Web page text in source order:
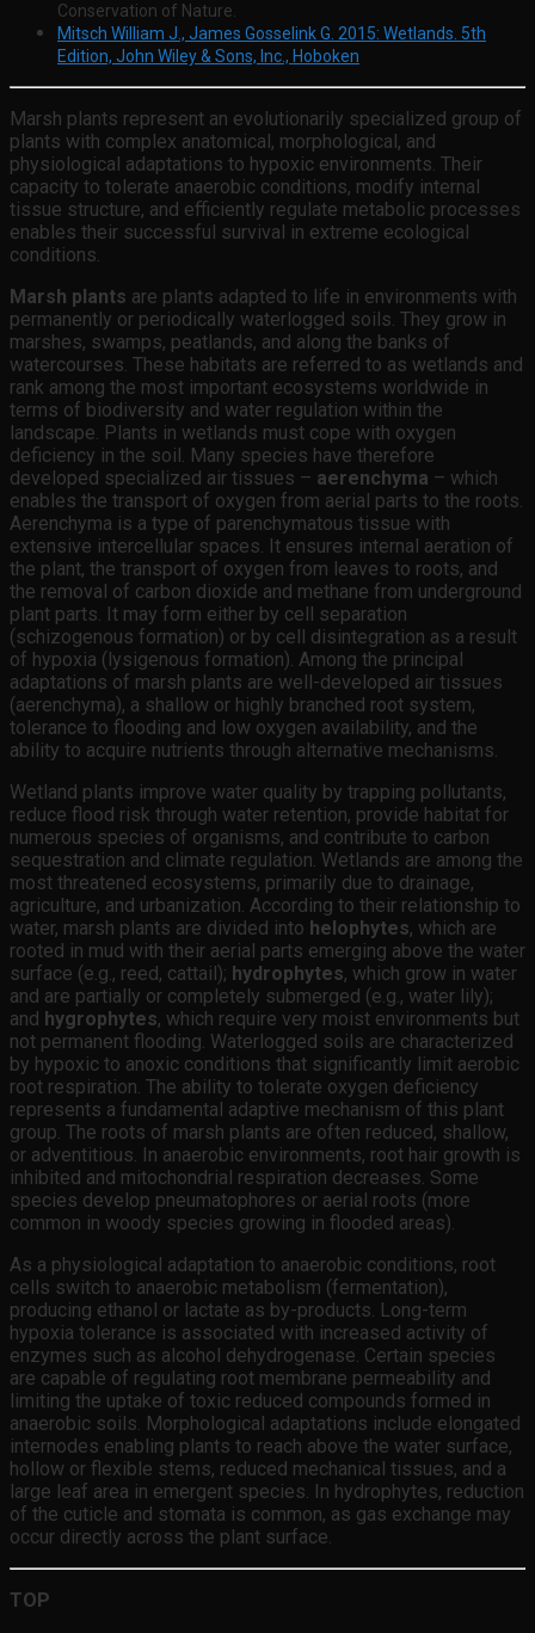
Conservation of Nature.
Mitsch William J., James Gosselink G. 2015: Wetlands. 5th
Edition, John Wiley & Sons, Inc., Hoboken
Marsh plants represent an evolutionarily specialized group of
plants with complex anatomical, morphological, and
physiological adaptations to hypoxic environments. Their
capacity to tolerate anaerobic conditions, modify internal
tissue structure, and efficiently regulate metabolic processes
enables their successful survival in extreme ecological
conditions.
Marsh plants are plants adapted to life in environments with
permanently or periodically waterlogged soils. They grow in
marshes, swamps, peatlands, and along the banks of
watercourses. These habitats are referred to as wetlands and
rank among the most important ecosystems worldwide in
terms of biodiversity and water regulation within the
landscape. Plants in wetlands must cope with oxygen
deficiency in the soil. Many species have therefore
developed specialized air tissues – aerenchyma – which
enables the transport of oxygen from aerial parts to the roots.
Aerenchyma is a type of parenchymatous tissue with
extensive intercellular spaces. It ensures internal aeration of
the plant, the transport of oxygen from leaves to roots, and
the removal of carbon dioxide and methane from underground
plant parts. It may form either by cell separation
(schizogenous formation) or by cell disintegration as a result
of hypoxia (lysigenous formation). Among the principal
adaptations of marsh plants are well-developed air tissues
(aerenchyma), a shallow or highly branched root system,
tolerance to flooding and low oxygen availability, and the
ability to acquire nutrients through alternative mechanisms.
Wetland plants improve water quality by trapping pollutants,
reduce flood risk through water retention, provide habitat for
numerous species of organisms, and contribute to carbon
sequestration and climate regulation. Wetlands are among the
most threatened ecosystems, primarily due to drainage,
agriculture, and urbanization. According to their relationship to
water, marsh plants are divided into helophytes, which are
rooted in mud with their aerial parts emerging above the water
surface (e.g., reed, cattail); hydrophytes, which grow in water
and are partially or completely submerged (e.g., water lily);
and hygrophytes, which require very moist environments but
not permanent flooding. Waterlogged soils are characterized
by hypoxic to anoxic conditions that significantly limit aerobic
root respiration. The ability to tolerate oxygen deficiency
represents a fundamental adaptive mechanism of this plant
group. The roots of marsh plants are often reduced, shallow,
or adventitious. In anaerobic environments, root hair growth is
inhibited and mitochondrial respiration decreases. Some
species develop pneumatophores or aerial roots (more
common in woody species growing in flooded areas).
As a physiological adaptation to anaerobic conditions, root
cells switch to anaerobic metabolism (fermentation),
producing ethanol or lactate as by-products. Long-term
hypoxia tolerance is associated with increased activity of
enzymes such as alcohol dehydrogenase. Certain species
are capable of regulating root membrane permeability and
limiting the uptake of toxic reduced compounds formed in
anaerobic soils. Morphological adaptations include elongated
internodes enabling plants to reach above the water surface,
hollow or flexible stems, reduced mechanical tissues, and a
large leaf area in emergent species. In hydrophytes, reduction
of the cuticle and stomata is common, as gas exchange may
occur directly across the plant surface.
TOP